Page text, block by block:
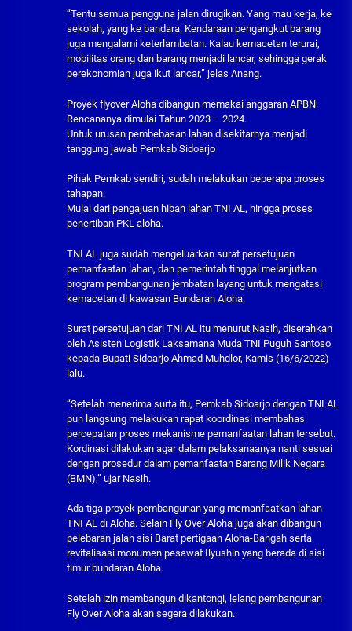
“Tentu semua pengguna jalan dirugikan. Yang mau kerja, ke
sekolah, yang ke bandara. Kendaraan pengangkut barang
juga mengalami keterlambatan. Kalau kemacetan terurai,
mobilitas orang dan barang menjadi lancar, sehingga gerak
perekonomian juga ikut lancar,” jelas Anang.
Proyek flyover Aloha dibangun memakai anggaran APBN.
Rencananya dimulai Tahun 2023 – 2024.
Untuk urusan pembebasan lahan disekitarnya menjadi
tanggung jawab Pemkab Sidoarjo
Pihak Pemkab sendiri, sudah melakukan beberapa proses
tahapan.
Mulai dari pengajuan hibah lahan TNI AL, hingga proses
penertiban PKL aloha.
TNI AL juga sudah mengeluarkan surat persetujuan
pemanfaatan lahan, dan pemerintah tinggal melanjutkan
program pembangunan jembatan layang untuk mengatasi
kemacetan di kawasan Bundaran Aloha.
Surat persetujuan dari TNI AL itu menurut Nasih, diserahkan
oleh Asisten Logistik Laksamana Muda TNI Puguh Santoso
kepada Bupati Sidoarjo Ahmad Muhdlor, Kamis (16/6/2022)
lalu.
“Setelah menerima surta itu, Pemkab Sidoarjo dengan TNI AL
pun langsung melakukan rapat koordinasi membahas
percepatan proses mekanisme pemanfaatan lahan tersebut.
Kordinasi dilakukan agar dalam pelaksanaanya nanti sesuai
dengan prosedur dalam pemanfaatan Barang Milik Negara
(BMN),” ujar Nasih.
Ada tiga proyek pembangunan yang memanfaatkan lahan
TNI AL di Aloha. Selain Fly Over Aloha juga akan dibangun
pelebaran jalan sisi Barat pertigaan Aloha-Bangah serta
revitalisasi monumen pesawat Ilyushin yang berada di sisi
timur bundaran Aloha.
Setelah izin membangun dikantongi, lelang pembangunan
Fly Over Aloha akan segera dilakukan.